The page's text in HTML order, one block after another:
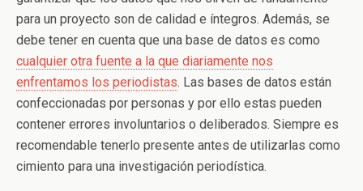
para un proyecto son de calidad e íntegros. Además, se
debe tener en cuenta que una base de datos es como
cualquier otra fuente a la que diariamente nos
enfrentamos los periodistas. Las bases de datos están
confeccionadas por personas y por ello estas pueden
contener errores involuntarios o deliberados. Siempre es
recomendable tenerlo presente antes de utilizarlas como
cimiento para una investigación periodística.